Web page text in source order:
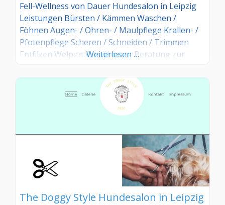
Fell-Wellness von Dauer Hundesalon in Leipzig
Leistungen Bürsten / Kämmen Waschen /
Föhnen Augen- / Ohren- / Maulpflege Krallen- /
Pfotenpflege Scheren / Schneiden / Trimmen
Entfilzen Welpen-Gewöhnung Beratung zur
Weiterlesen …
The Doggy Style Hundesalon in Leipzig